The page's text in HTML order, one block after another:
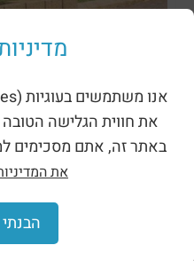
את חווית הגלישה
באתר זה, אתם מסכימים
את